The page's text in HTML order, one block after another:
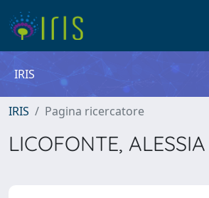
IRIS
IRIS Pagina ricercatore
LICOFONTE, ALESSIA